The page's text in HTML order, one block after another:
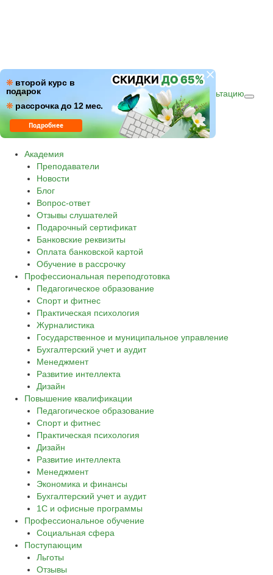
❋ второй курс в
подарок
❋ рассрочка до 12 мес.
Подробнее 8 800 500-30-45
ПН–ПТ: c 09:00 до 18:00
СБ–ВС: с 10:00 до 16:00 по (МСК)
Звонок по России бесплатный.
Получить консультацию
Академия
Преподаватели
Новости
Блог
Вопрос-ответ
Отзывы слушателей
Подарочный сертификат
Банковские реквизиты
Оплата банковской картой
Обучение в рассрочку
Профессиональная переподготовка
Педагогическое образование
Спорт и фитнес
Практическая психология
Журналистика
Государственное и муниципальное управление
Бухгалтерский учет и аудит
Менеджмент
Развитие интеллекта
Дизайн
Повышение квалификации
Педагогическое образование
Спорт и фитнес
Практическая психология
Дизайн
Развитие интеллекта
Менеджмент
Экономика и финансы
Бухгалтерский учет и аудит
1С и офисные программы
Профессиональное обучение
Социальная сфера
Поступающим
Льготы
Отзывы